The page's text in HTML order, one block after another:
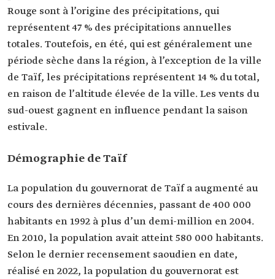
Rouge sont à l’origine des précipitations, qui
représentent 47 % des précipitations annuelles
totales. Toutefois, en été, qui est généralement une
période sèche dans la région, à l’exception de la ville
de Taïf, les précipitations représentent 14 % du total,
en raison de l’altitude élevée de la ville. Les vents du
sud-ouest gagnent en influence pendant la saison
estivale.
Démographie de Taïf
La population du gouvernorat de Taïf a augmenté au
cours des dernières décennies, passant de 400 000
habitants en 1992 à plus d’un demi-million en 2004.
En 2010, la population avait atteint 580 000 habitants.
Selon le dernier recensement saoudien en date,
réalisé en 2022, la population du gouvernorat est